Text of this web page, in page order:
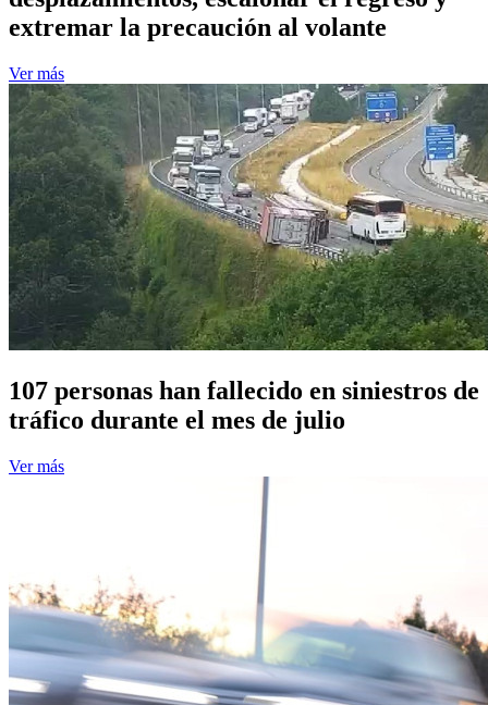
extremar la precaución al volante
Ver más
107 personas han fallecido en siniestros de
tráfico durante el mes de julio
Ver más